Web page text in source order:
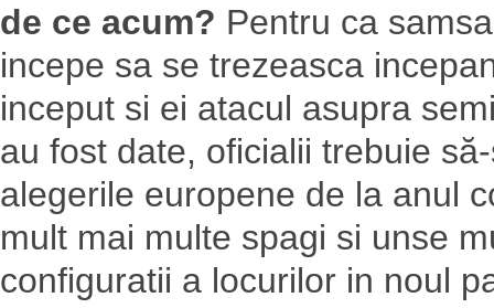
de ce acum? Pentru ca
incepe sa se trezeasca
inceput si ei atacul asupra
au fost date, oficialii trebuie
alegerile europene de la anul
mult mai multe spagi si unse
configuratii a locurilor in noul